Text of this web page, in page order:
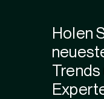
Holen
Trends